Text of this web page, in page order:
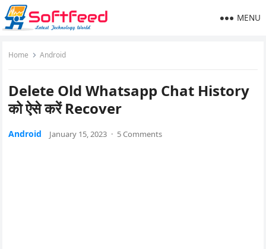
MENU
Home Android
Delete Old Whatsapp Chat History
को ऐसे करें Recover
Android January 15, 2023 · 5 Comments